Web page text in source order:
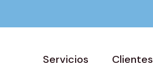
Servicios Clientes